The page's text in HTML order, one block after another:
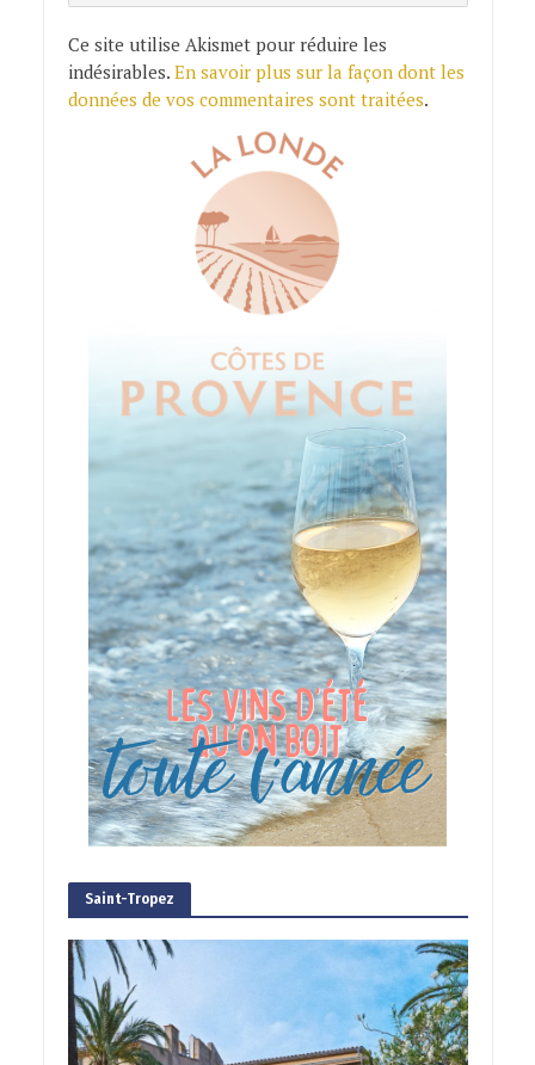
Ce site utilise Akismet pour réduire les
indésirables. En savoir plus sur la façon dont les
données de vos commentaires sont traitées.
Saint-Tropez